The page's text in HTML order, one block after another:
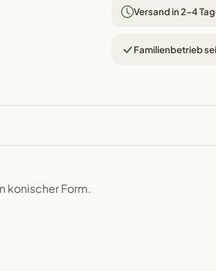
Versand in 2–4
Familienbetrieb
konischer Form.